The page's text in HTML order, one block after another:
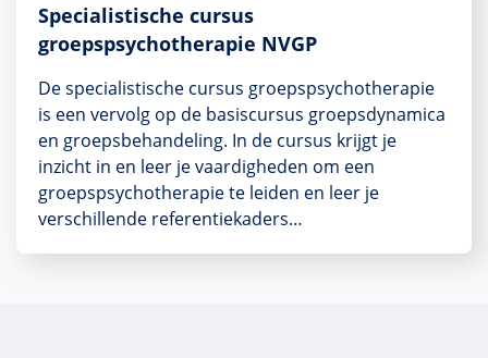
Specialistische cursus
groepspsychotherapie NVGP
De specialistische cursus groepspsychotherapie
is een vervolg op de basiscursus groepsdynamica
en groepsbehandeling. In de cursus krijgt je
inzicht in en leer je vaardigheden om een
groepspsychotherapie te leiden en leer je
verschillende referentiekaders…